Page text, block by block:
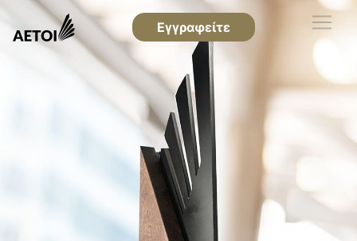
Εγγραφείτε